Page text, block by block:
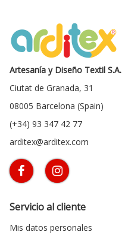
Artesanía y Diseño Textil S.A.
Ciutat de Granada, 31
08005 Barcelona (Spain)
(+34) 93 347 42 77
arditex@arditex.com
Servicio al cliente
Mis datos personales